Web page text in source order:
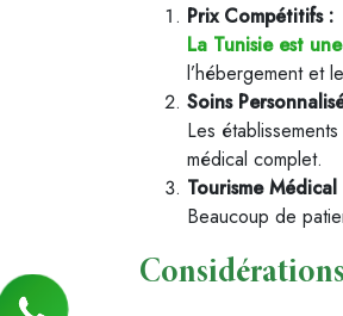
Prix Compétitifs :
La Tunisie est
l’hébergement et
Soins
Les
médical complet.
Tourisme Médical
Beaucoup de